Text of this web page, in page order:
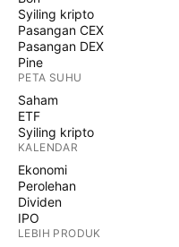
Syiling kripto
Pasangan CEX
Pasangan DEX
Pine
PETA SUHU
Saham
ETF
Syiling kripto
KALENDAR
Ekonomi
Perolehan
Dividen
IPO
LEBIH PRODUK